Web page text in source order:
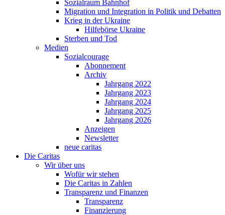
Sozialraum Bahnhof
Migration und Integration in Politik und Debatten
Krieg in der Ukraine
Hilfebörse Ukraine
Sterben und Tod
Medien
Sozialcourage
Abonnement
Archiv
Jahrgang 2022
Jahrgang 2023
Jahrgang 2024
Jahrgang 2025
Jahrgang 2026
Anzeigen
Newsletter
neue caritas
Die Caritas
Wir über uns
Wofür wir stehen
Die Caritas in Zahlen
Transparenz und Finanzen
Transparenz
Finanzierung